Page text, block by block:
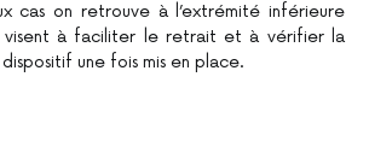
cas on retrouve à l’extrémité inférieure
visent à faciliter le retrait et à vérifier la
une fois mis en place.